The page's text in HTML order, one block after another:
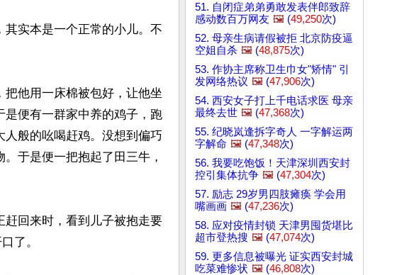
实本是一个正常的小儿。不
他用一床棉被包好，让他坐
便有一群家中养的鸡子，跑
般的吆喝赶鸡。没想到偏巧
于是便一把抱起了田三牛，
回来时，看到儿子被抱走要
了。
51. 自闭症弟弟勇敢发表伴郎致辞
感动数百万网友 🖼️ (49,250次)
52. 母亲生病请假被拒 北京防疫逼
空姐自杀 🖼️ (48,875次)
53. 作协主席称卫生巾女"矫情" 引
发网络热议 🖼️ (47,906次)
54. 西安女子打上千电话求医 母亲
最终去世 🖼️ (47,368次)
55. 纪晓岚逢拆字奇人 一字解运两
字解命 🖼️ (47,348次)
56. 我要吃饱饭！天津深圳西安封
控引集体抗争 🖼️ (47,304次)
57. 励志 29岁男四肢瘫痪 学会用
嘴画画 🖼️ (47,236次)
58. 应对疫情封锁 天津男囤货堪比
超市登热搜 🖼️ (47,074次)
59. 更多信息被曝光 证实西安封城
吃菜难惨状 🖼️ (46,808次)